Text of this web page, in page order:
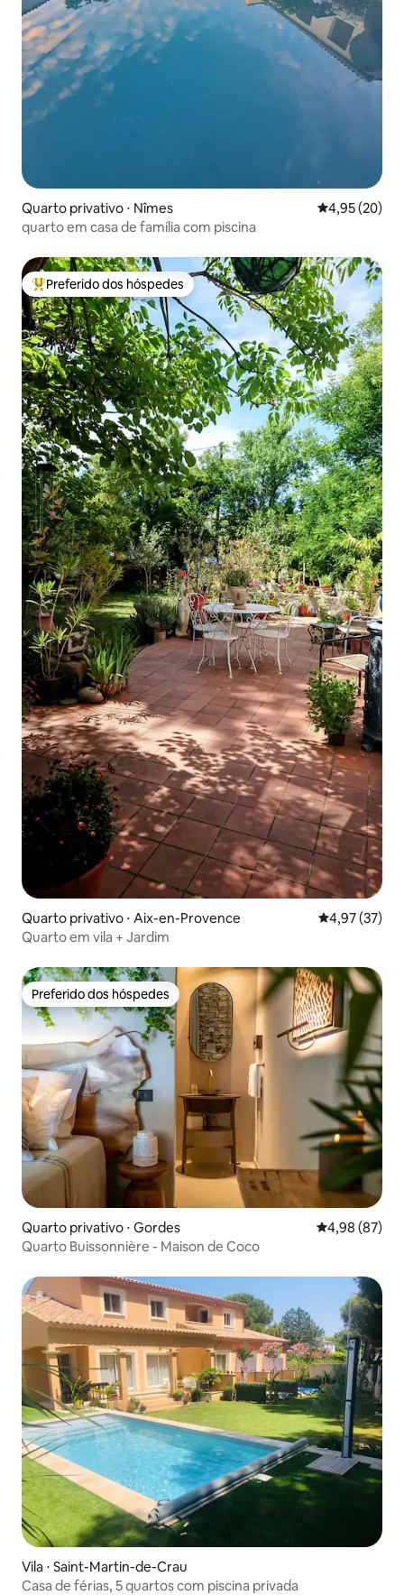
Quarto privativo ⋅ Nîmes 4,95 de uma
4,95 (20)
quarto em casa de família com piscina
Entre os melhores preferidos dos hóspedes
Preferido dos hóspedes
Quarto privativo ⋅ Aix-en-Provence 4,97 de uma
4,97 (37)
Quarto em vila + Jardim
Preferido dos hóspedes
Preferido dos hóspedes
Quarto privativo ⋅ Gordes 4,98 de uma
4,98 (87)
Quarto Buissonnière - Maison de Coco
Vila ⋅ Saint-Martin-de-Crau
Casa de férias, 5 quartos com piscina privada